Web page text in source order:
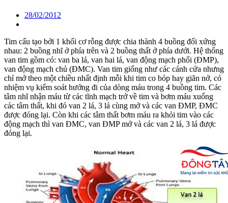
28/02/2012
Tim cấu tạo bởi 1 khối cơ rỗng được chia thành 4 buồng đối xứng
nhau: 2 buồng nhĩ ở phía trên và 2 buồng thất ở phía dưới. Hệ thống
van tim gồm có: van ba lá, van hai lá, van động mạch phổi (ĐMP),
van động mạch chủ (ĐMC). Van tim giống như các cánh cửa nhưng
chỉ mở theo một chiều nhất định mỗi khi tim co bóp hay giãn nở, có
nhiệm vụ kiểm soát hướng đi của dòng máu trong 4 buồng tim. Các
tâm nhĩ nhận máu từ các tĩnh mạch trở về tim và bơm máu xuống
các tâm thất, khi đó van 2 lá, 3 lá cùng mở và các van ĐMP, ĐMC
được đóng lại. Còn khi các tâm thất bơm máu ra khỏi tim vào các
động mạch thì van ĐMC, van ĐMP mở và các van 2 lá, 3 lá được
đóng lại.